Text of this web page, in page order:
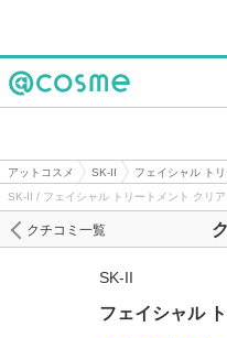
アットコスメ SK-II フェイシャル ト
SK-II / フェイシャル トリートメント クリア
クチコミ一覧
SK-II
フェイシャル